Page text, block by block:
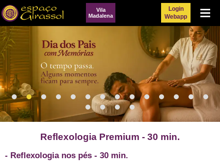
Login
WebappMenu
Vila
Madalena
Reflexologia Premium - 30 min.
- Reflexologia nos pés - 30 min.